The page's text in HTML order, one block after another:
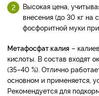
Высокая цена,
внесения (до 30 кг на
фосфоритной муки
Метафосфат калия –
кислоты. В состав входят
(35–40 %). Отлично
основном и применяется,
Рекомендуется для